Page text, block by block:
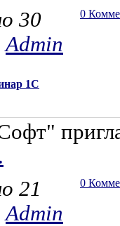
0
30
Admin
1С
0
21
Admin